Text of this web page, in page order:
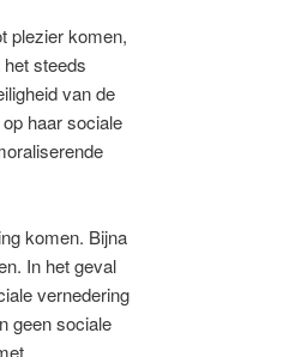
plezier komen,
steeds
van de
haar sociale
komen. Bijna
In het geval
vernedering
geen sociale